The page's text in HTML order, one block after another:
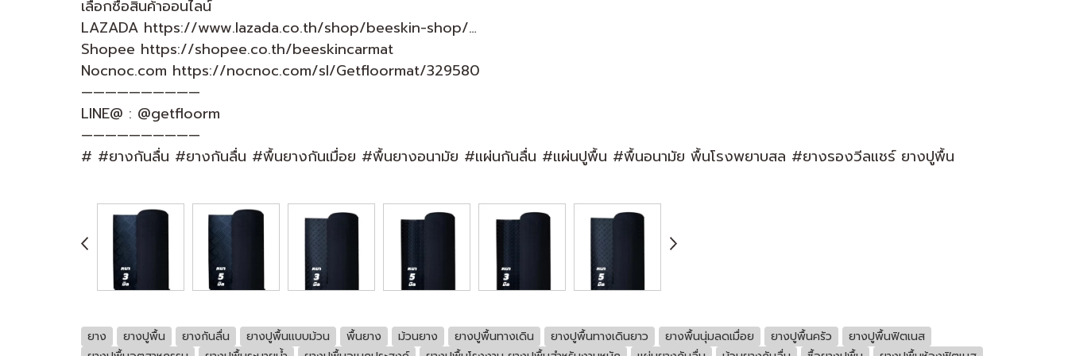
เลือกซื้อสินค้าออนไลน์
LAZADA https://www.lazada.co.th/shop/beeskin-shop/…
Shopee https://shopee.co.th/beeskincarmat
Nocnoc.com https://nocnoc.com/sl/Getfloormat/329580
——————————
LINE@ : @getfloorm
——————————
# #ยางกันลื่น #ยางกันลื่น #พื้นยางกันเมื่อย #พื้นยางอนามัย #แผ่นกันลื่น #แผ่นปูพื้น #พื้นอนามัย พื้นโรงพยาบสล #ยางรองวีลแชร์ ยางปูพื้น
ยาง ยางปูพื้น ยางกันลื่น ยางปูพื้นเเบบม้วน พื้นยาง ม้วนยาง ยางปูพื้นทางเดิน ยางปูพื้นทางเดินยาว ยางพื้นนุ่มลดเมื่อย ยางปูพื้นครัว
ยางปูพื้นฟิตเนส